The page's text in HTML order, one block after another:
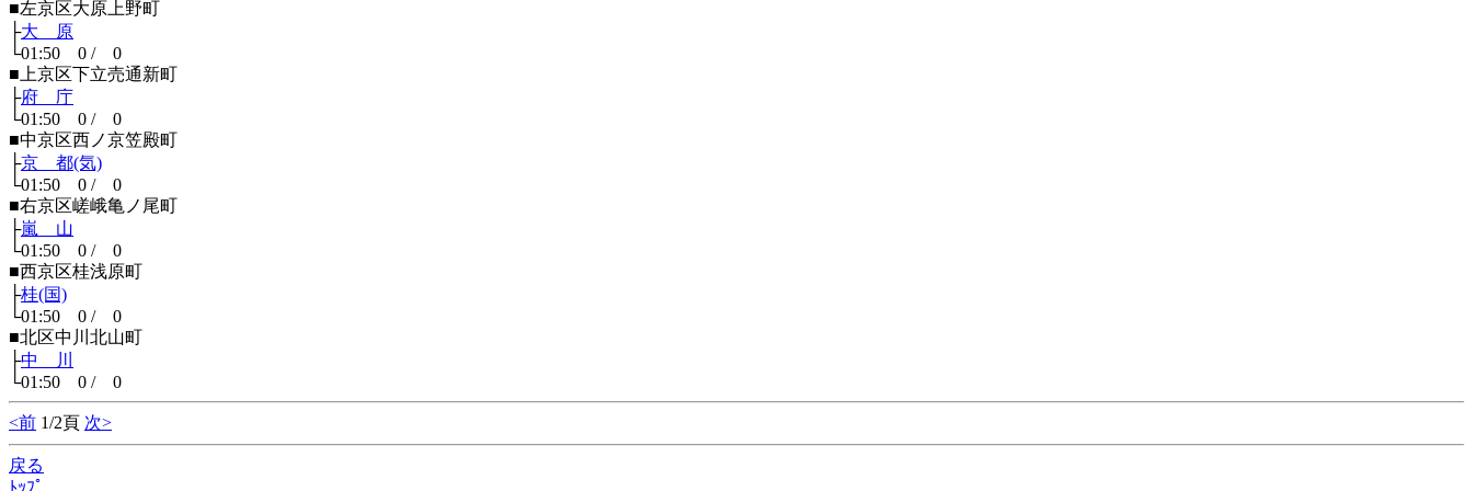
■左京区大原上野町
├大 原
└01:50 0 / 0
■上京区下立売通新町
├府 庁
└01:50 0 / 0
■中京区西ノ京笠殿町
├京 都(気)
└01:50 0 / 0
■右京区嵯峨亀ノ尾町
├嵐 山
└01:50 0 / 0
■西京区桂浅原町
├桂(国)
└01:50 0 / 0
■北区中川北山町
├中 川
└01:50 0 / 0
<前 1/2頁 次>
戻る
ﾄｯﾌﾟ